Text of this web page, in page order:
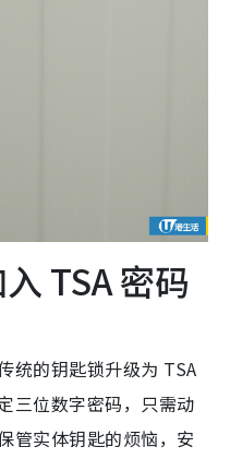
TSA 密码
统的钥匙锁升级为 TSA
三位数字密码，只需动
管实体钥匙的烦恼，安